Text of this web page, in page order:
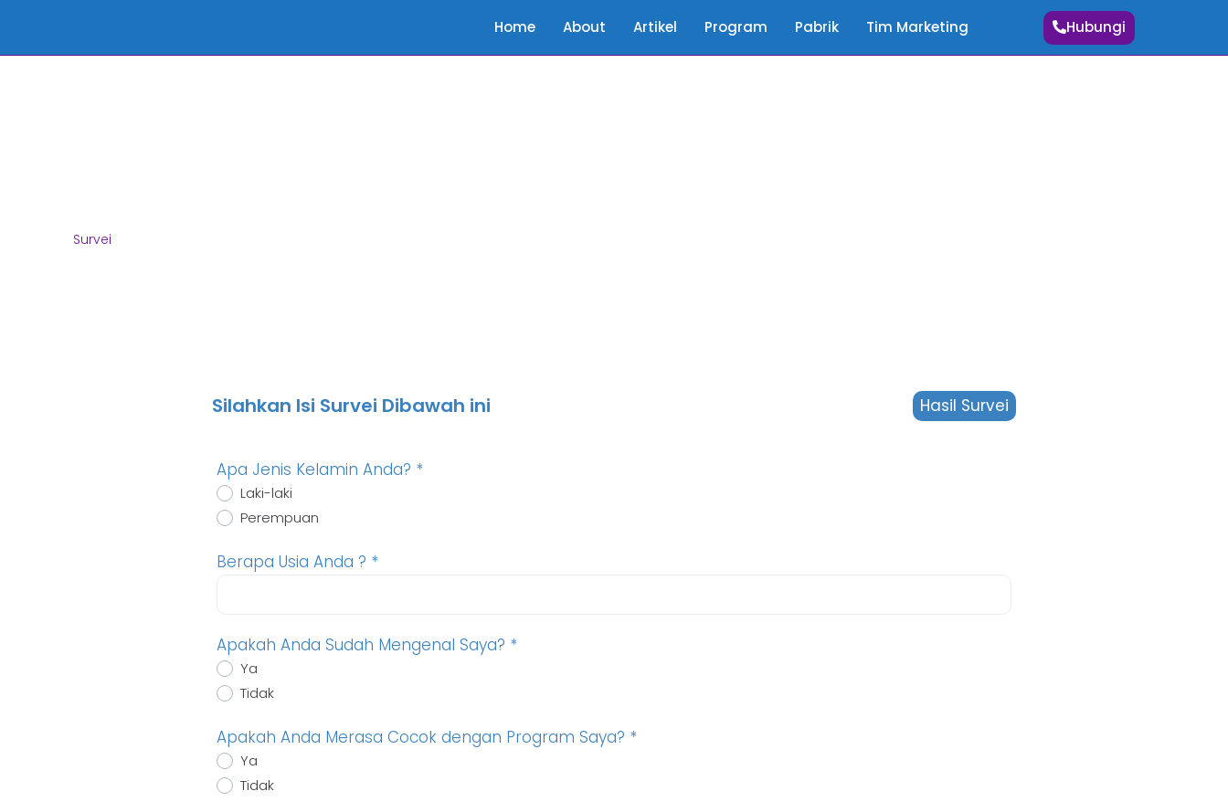
Home About Artikel Program Pabrik Tim Marketing Hubungi
Survei
Silahkan Isi Survei Dibawah ini Hasil Survei
Apa Jenis Kelamin Anda? *
Laki-laki
Perempuan
Berapa Usia Anda ? *
Apakah Anda Sudah Mengenal Saya? *
Ya
Tidak
Apakah Anda Merasa Cocok dengan Program Saya? *
Ya
Tidak